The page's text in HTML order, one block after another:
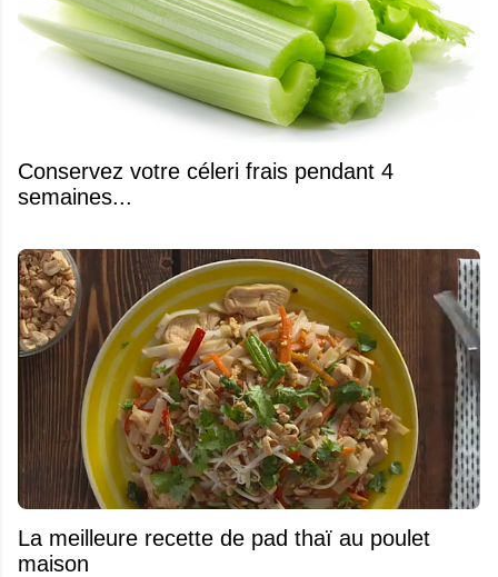
Conservez votre céleri frais pendant 4
semaines...
La meilleure recette de pad thaï au poulet
maison